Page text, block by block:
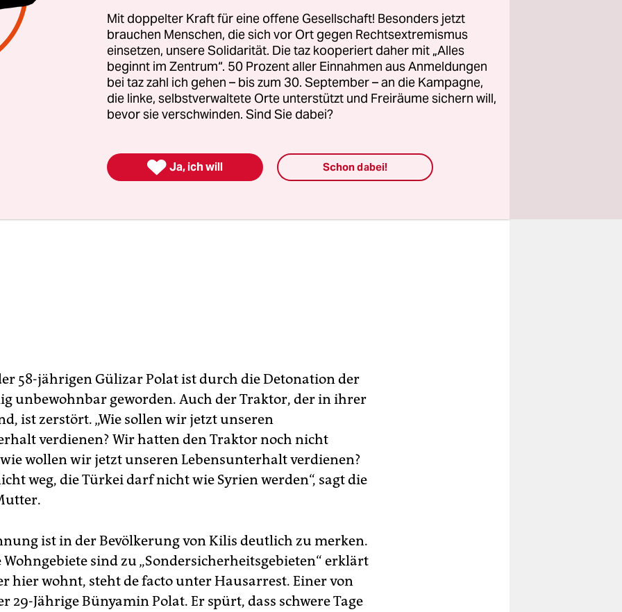
Behörden stammen diese Raketen aus Afrin, das
der YPG kontrolliert wird. Seit dem Beginn der Offensive
in Nordsyrien am 20. Januar seien mindestens
in Kilis eingeschlagen.
58-jährigen Gülizar Polat ist durch die Detonation der
unbewohnbar geworden. Auch der Traktor, der in ihrer
ist zerstört. „Wie sollen wir jetzt unseren
verdienen? Wir hatten den Traktor noch nicht
wollen wir jetzt unseren Lebensunterhalt verdienen?
weg, die Türkei darf nicht wie Syrien werden“, sagt die
ist in der Bevölkerung von Kilis deutlich zu merken.
sind zu „Sondersicherheitsgebieten“ erklärt
hier wohnt, steht de facto unter Hausarrest. Einer von
29-Jährige Bünyamin Polat. Er spürt, dass schwere Tage
Mit doppelter Kraft für eine offene Gesellschaft! Besonders jetzt
brauchen Menschen, die sich vor Ort gegen Rechtsextremismus
einsetzen, unsere Solidarität. Die taz kooperiert daher mit „Alles
beginnt im Zentrum“. 50 Prozent aller Einnahmen aus Anmeldungen
bei taz zahl ich gehen – bis zum 30. September – an die Kampagne,
die linke, selbstverwaltete Orte unterstützt und Freiräume sichern will,
bevor sie verschwinden. Sind Sie dabei?
 Ja, ich will Schon dabei!